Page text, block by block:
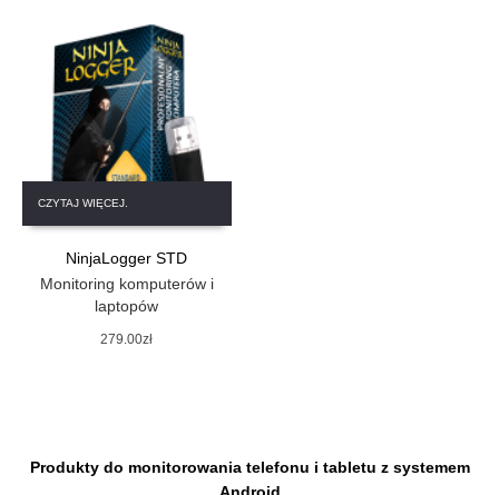
CZYTAJ WIĘCEJ.
NinjaLogger STD
Monitoring komputerów i
laptopów
279.00zł
Produkty do monitorowania telefonu i tabletu z systemem